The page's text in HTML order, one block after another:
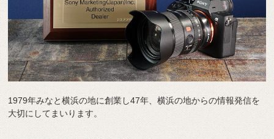
1979年みなと横浜の地に創業し47年、横浜の地からの情報発信を
大切にしてまいります。